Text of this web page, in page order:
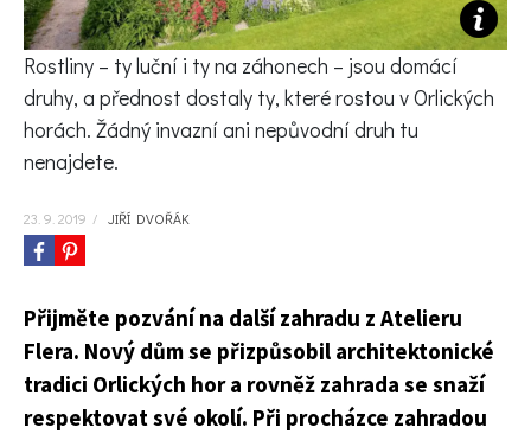
KVÍZY A TESTY
Rostliny – ty luční i ty na záhonech – jsou domácí
druhy, a přednost dostaly ty, které rostou v Orlických
horách. Žádný invazní ani nepůvodní druh tu
nenajdete.
23. 9. 2019 / JIŘÍ DVOŘÁK
Přijměte pozvání na další zahradu z Atelieru
Flera. Nový dům se přizpůsobil architektonické
tradici Orlických hor a rovněž zahrada se snaží
respektovat své okolí. Při procházce zahradou